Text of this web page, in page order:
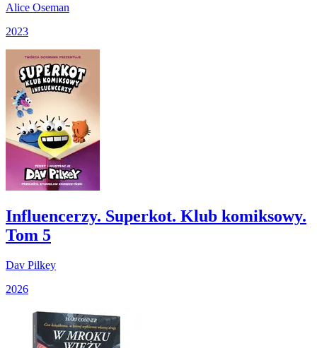
Alice Oseman
2023
Influencerzy. Superkot. Klub komiksowy.
Tom 5
Dav Pilkey
2026